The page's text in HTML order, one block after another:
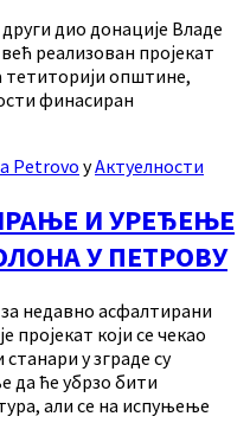
дио донације Владе
реализован пројекат
тетиторији општине,
финасиран
PetrovoуАктуелности
И УРЕЂЕЊЕ
У ПЕТРОВУ
недавно асфалтирани
пројекат који се чекао
у зграде су
да ће убрзо бити
али се на испуњење